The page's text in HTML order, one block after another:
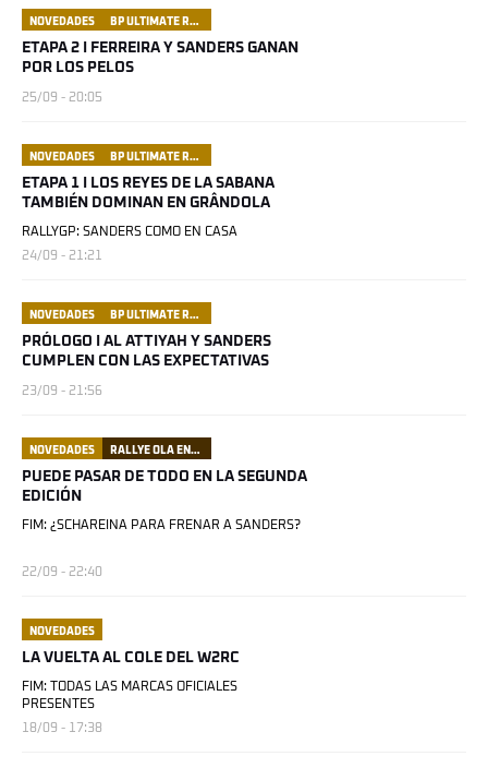
NOVEDADES BP ULTIMATE RALLY RAID PORTUGAL
ETAPA 2 I FERREIRA Y SANDERS GANAN
POR LOS PELOS
25/09 - 20:05
NOVEDADES BP ULTIMATE RALLY RAID PORTUGAL
ETAPA 1 I LOS REYES DE LA SABANA
TAMBIÉN DOMINAN EN GRÂNDOLA
RALLYGP: SANDERS COMO EN CASA
24/09 - 21:21
NOVEDADES BP ULTIMATE RALLY RAID PORTUGAL
PRÓLOGO I AL ATTIYAH Y SANDERS
CUMPLEN CON LAS EXPECTATIVAS
23/09 - 21:56
NOVEDADES RALLYE OLA ENERGY DU MAROC
PUEDE PASAR DE TODO EN LA SEGUNDA
EDICIÓN
FIM: ¿SCHAREINA PARA FRENAR A SANDERS?
22/09 - 22:40
NOVEDADES
LA VUELTA AL COLE DEL W2RC
FIM: TODAS LAS MARCAS OFICIALES
PRESENTES
18/09 - 17:38